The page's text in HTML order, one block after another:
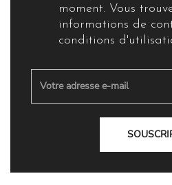
moment. Vous
informations de
conditions